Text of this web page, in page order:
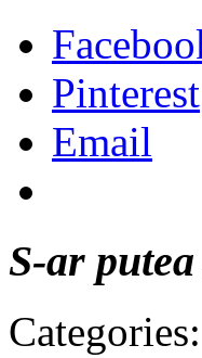
Pinterest
Email
S-ar
Categories: